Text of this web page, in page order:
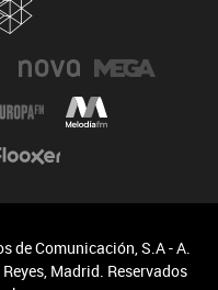
de Comunicación, S.A - A.
Madrid. Reservados